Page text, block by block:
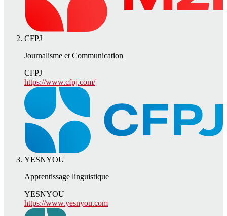
CFPJ
Journalisme et Communication
CFPJ
https://www.cfpj.com/
YESNYOU
Apprentissage linguistique
YESNYOU
https://www.yesnyou.com